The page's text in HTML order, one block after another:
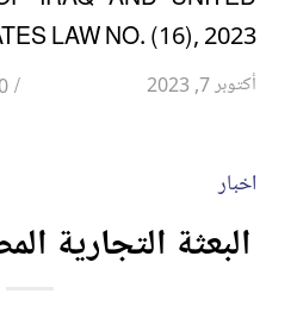
LAW NO. (16), 2023 […]
أكتوبر 7, 2023 / 0 تعليقات
اخبار
البعثة التجارية